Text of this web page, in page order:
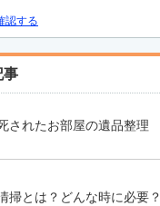
認する
事
されたお部屋の遺品整理
掃とは？どんな時に必要？